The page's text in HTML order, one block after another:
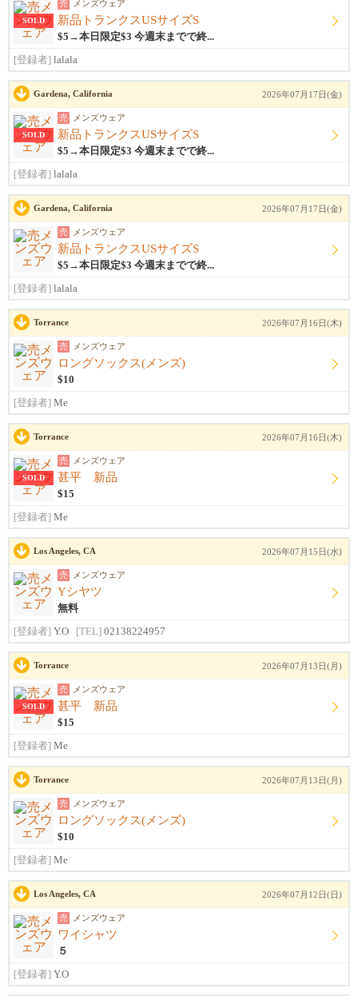
SOLD
売 メンズウェア
新品トランクスUSサイズS
$5→本日限定$3 今週末までで終...
[登録者] lalala
Gardena, California 2026年07月17日(金)
SOLD
売 メンズウェア
新品トランクスUSサイズS
$5→本日限定$3 今週末までで終...
[登録者] lalala
Gardena, California 2026年07月17日(金)
売 メンズウェア
新品トランクスUSサイズS
$5→本日限定$3 今週末までで終...
[登録者] lalala
Torrance 2026年07月16日(木)
売 メンズウェア
ロングソックス(メンズ)
$10
[登録者] Me
Torrance 2026年07月16日(木)
SOLD
売 メンズウェア
甚平 新品
$15
[登録者] Me
Los Angeles, CA 2026年07月15日(水)
売 メンズウェア
Yシヤツ
無料
[登録者] Y.O [TEL] 02138224957
Torrance 2026年07月13日(月)
SOLD
売 メンズウェア
甚平 新品
$15
[登録者] Me
Torrance 2026年07月13日(月)
売 メンズウェア
ロングソックス(メンズ)
$10
[登録者] Me
Los Angeles, CA 2026年07月12日(日)
売 メンズウェア
ワイシャツ
５
[登録者] Y.O